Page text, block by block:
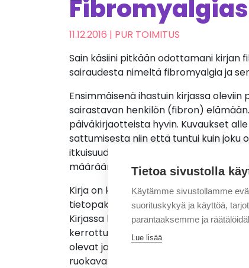
11.12.2016 | PUR TOIMITUS
Sain käsiini pitkään odottamani kirjan
sairaudesta nimeltä fibromyalgia ja
Ensimmäisenä ihastuin kirjassa
sairastavan henkilön (fibron)
päiväkirjaotteista hyvin. Kuvaukset
sattumisesta niin että tuntui kuin joku
itkuisuudesta antavat käsityksen
määräämistä lääkekokeiluista
Kirja on kuitenkin paljon muutakin
tietopaketti! Asiaa, josta on hyötyä
Kirjassa käydään läpi fibromyalgian
kerrottu eri lääkkeistä
olevat ja muutenkin lääkityksistä
ruokavaliota ja esitellään hiilihydraatit,
Tietoa sivustolla
Käytämme sivustollamme
suorituskykyä ja käyttöä,
parantaaksemme ja
Lue lisää